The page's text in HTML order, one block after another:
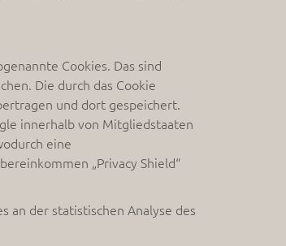
Cookies. Das sind
Die durch das Cookie
und dort gespeichert.
innerhalb von Mitgliedstaaten
eine
„Privacy Shield“
an der statistischen Analyse des